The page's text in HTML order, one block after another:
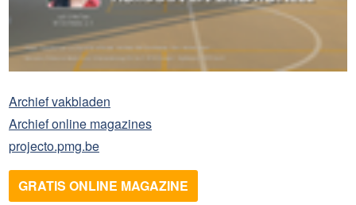
Archief vakbladen
Archief online magazines
projecto.pmg.be
GRATIS ONLINE MAGAZINE